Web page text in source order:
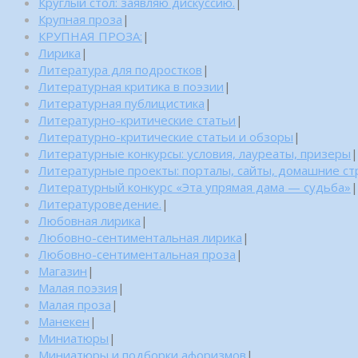
Крупная проза |
КРУПНАЯ ПРОЗА: |
Лирика |
Литература для подростков |
Литературная критика в поэзии |
Литературная публицистика |
Литературно-критические статьи |
Литературно-критические статьи и обзоры |
Литературные конкурсы: условия, лауреаты, призеры |
Литературные проекты: порталы, сайты, домашние
Литературный конкурс «Эта упрямая дама — судьба» |
Литературоведение. |
Любовная лирика |
Любовно-сентиментальная лирика |
Любовно-сентиментальная проза |
Магазин |
Малая поэзия |
Малая проза |
Манекен |
Миниатюры |
Миниатюры и подборки афоризмов |